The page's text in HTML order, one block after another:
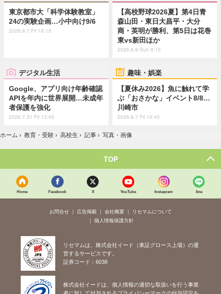
東京都市大「科学体験教室」
24の実験企画…小中向け9/6
2026.8.7 Fri 18:15
【高校野球2026夏】第4日青
森山田・東日大昌平・大分
商・英明が勝利、第5日は花巻
東vs新田ほか
2026.8.9 Sun 9:15
デジタル生活
Google、アプリ向け年齢確認
APIを年内に世界展開…未成年
者保護を強化
2026.7.31 Fri 13:45
趣味・娯楽
【夏休み2026】魚に触れて学
ぶ「おさかな」イベント8/8…
川崎市
2026.8.7 Fri 10:45
ホーム › 教育・受験 › 高校生 › 記事 › 写真・画像
TOP
Home Facebook X YouTube Instagram line
お問合せ 広告掲載 会社概要
リセマムについて
個人情報保護方針
リセマムは、株式会社イード（東証グロース上場）の運
営するサービスです。
証券コード：6038
株式会社イードは、個人情報の適切な取扱いを行う事業